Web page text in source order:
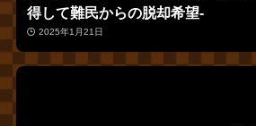
得して難民からの脱却希望‐
2025年1月21日